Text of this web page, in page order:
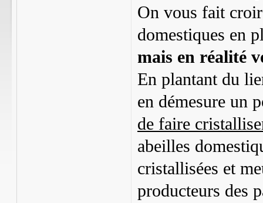
On vous fait
domestiques en
mais en réalité
En plantant du
en démesure un
de faire
abeilles
cristallisées et
producteurs des